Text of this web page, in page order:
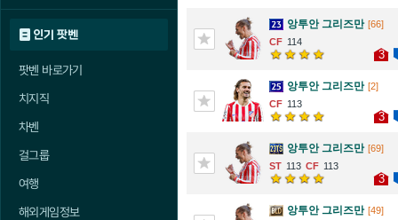
인기 팟벤
팟벤 바로가기
치지직
차벤
걸그룹
여행
해외게임정보
앙투안 그리즈만 [66]
114
3
앙투안 그리즈만 [2]
113
3
앙투안 그리즈만 [69]
113
113
3
앙투안 그리즈만 [49]